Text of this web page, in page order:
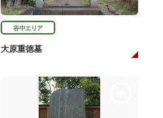
谷中エリア
大原重徳墓